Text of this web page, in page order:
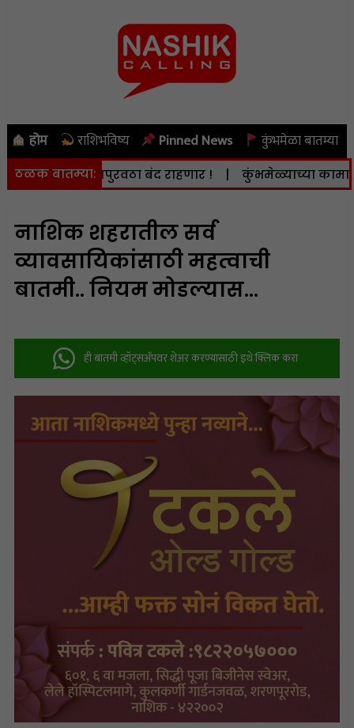
होम राशिभविष्य Pinned News कुंभमेळा बातम्या
ठळक बातम्या:
वीजपुरवठा बंद राहणार ! | कुंभमेळ्याच्या कामात दिरंगाई
नाशिक शहरातील सर्व
व्यावसायिकांसाठी महत्वाची
बातमी.. नियम मोडल्यास…
ही बातमी व्हॉट्सअ‍ॅपवर शेअर करण्यासाठी इथे क्लिक करा